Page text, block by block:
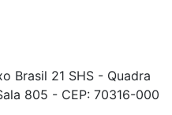
Brasil 21 SHS - Quadra
805 - CEP: 70316-000